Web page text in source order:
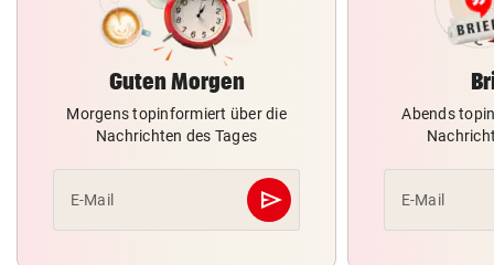
Guten Morgen
Morgens topinformiert über die
Nachrichten des Tages
E-Mail send
Abschicken
Abends
E-Mail